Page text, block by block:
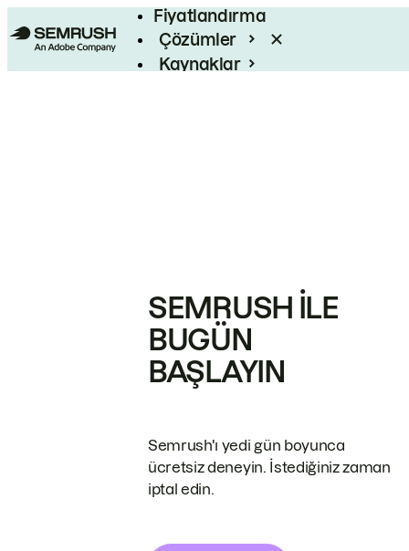
Fiyatlandırma
Çözümler
Kaynaklar
SEMRUSH ILE
BUGÜN
BAŞLAYIN
Semrush'ı yedi gün boyunca
ücretsiz deneyin. İstediğiniz zaman
iptal edin.